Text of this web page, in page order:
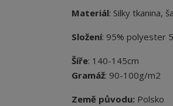
Materiál: Silky tkanina,
Složení: 95% polyester
Šíře: 140-145cm
Gramáž: 90-100g/m2
Země původu: Polsko